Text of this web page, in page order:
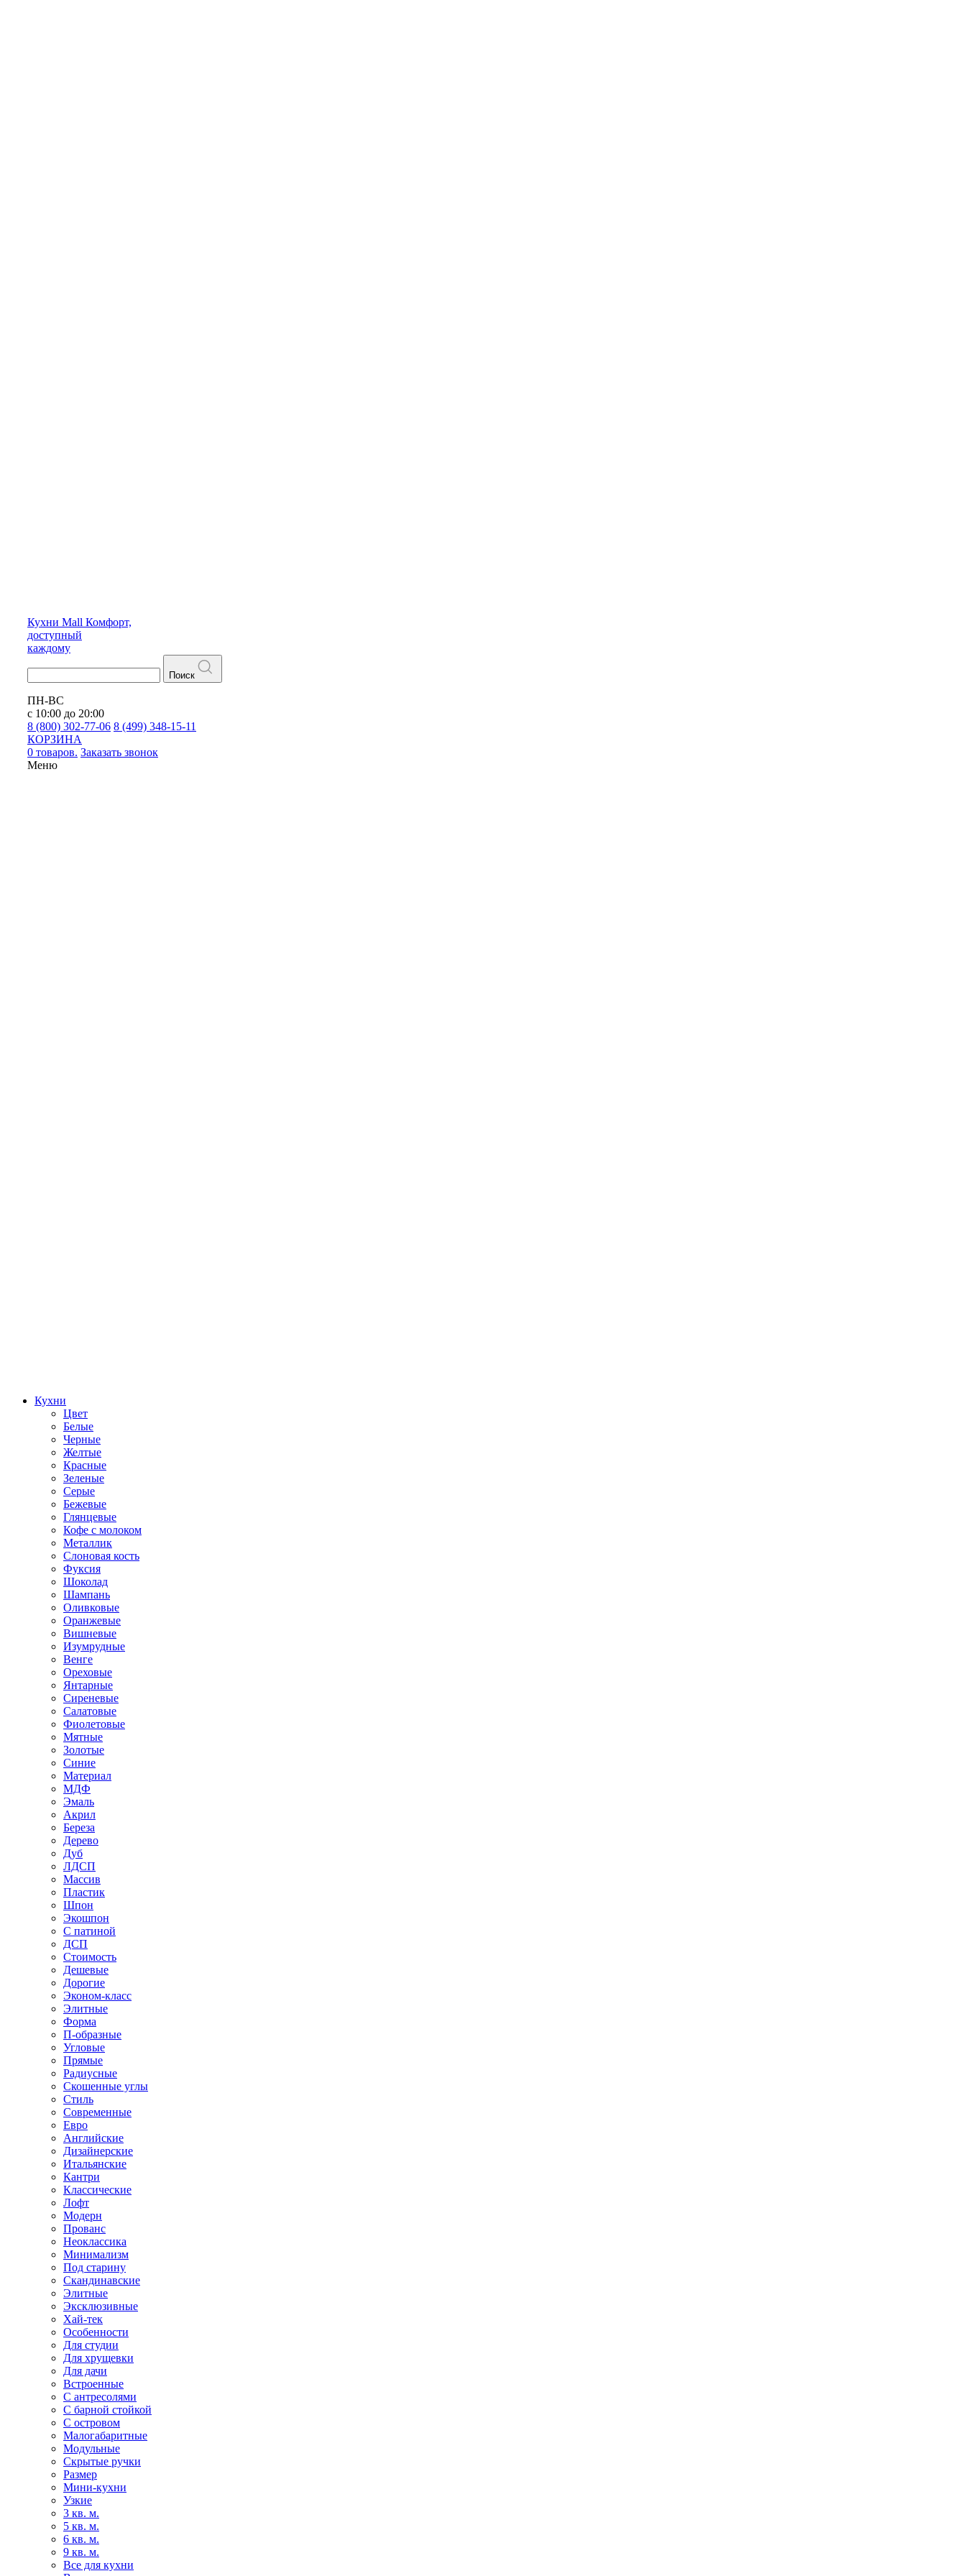
Кухни Mall Комфорт,
доступный
каждому
Поиск
ПН-ВС
с 10:00 до 20:00
8 (800) 302-77-06 8 (499) 348-15-11
КОРЗИНА
0 товаров. Заказать звонок
Меню
Кухни
Цвет
Белые
Черные
Желтые
Красные
Зеленые
Серые
Бежевые
Глянцевые
Кофе с молоком
Металлик
Слоновая кость
Фуксия
Шоколад
Шампань
Оливковые
Оранжевые
Вишневые
Изумрудные
Венге
Ореховые
Янтарные
Сиреневые
Салатовые
Фиолетовые
Мятные
Золотые
Синие
Материал
МДФ
Эмаль
Акрил
Береза
Дерево
Дуб
ЛДСП
Массив
Пластик
Шпон
Экошпон
С патиной
ДСП
Стоимость
Дешевые
Дорогие
Эконом-класс
Элитные
Форма
П-образные
Угловые
Прямые
Радиусные
Скошенные углы
Стиль
Современные
Евро
Английские
Дизайнерские
Итальянские
Кантри
Классические
Лофт
Модерн
Прованс
Неоклассика
Минимализм
Под старину
Скандинавские
Элитные
Эксклюзивные
Хай-тек
Особенности
Для студии
Для хрущевки
Для дачи
Встроенные
С антресолями
С барной стойкой
С островом
Малогабаритные
Модульные
Скрытые ручки
Размер
Мини-кухни
Узкие
3 кв. м.
5 кв. м.
6 кв. м.
9 кв. м.
Все для кухни